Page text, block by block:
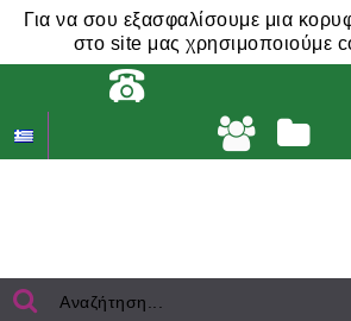
Για να σου εξασφαλίσουμε μια
στο site μας χρησιμοποιούμε